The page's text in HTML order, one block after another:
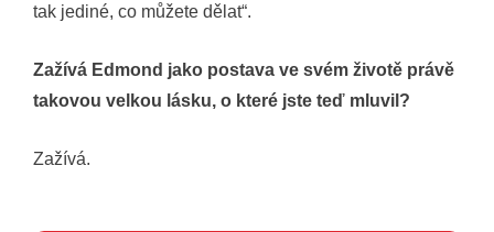
tak jediné, co můžete dělat“.
Zažívá Edmond jako postava ve svém životě právě
takovou velkou lásku, o které jste teď mluvil?
Zažívá.